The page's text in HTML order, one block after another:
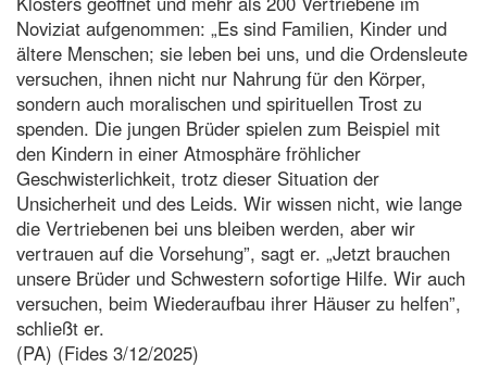
Noviziat aufgenommen: „Es sind Familien, Kinder und
ältere Menschen; sie leben bei uns, und die Ordensleute
versuchen, ihnen nicht nur Nahrung für den Körper,
sondern auch moralischen und spirituellen Trost zu
spenden. Die jungen Brüder spielen zum Beispiel mit
den Kindern in einer Atmosphäre fröhlicher
Geschwisterlichkeit, trotz dieser Situation der
Unsicherheit und des Leids. Wir wissen nicht, wie lange
die Vertriebenen bei uns bleiben werden, aber wir
vertrauen auf die Vorsehung”, sagt er. „Jetzt brauchen
unsere Brüder und Schwestern sofortige Hilfe. Wir auch
versuchen, beim Wiederaufbau ihrer Häuser zu helfen”,
schließt er.
(PA) (Fides 3/12/2025)